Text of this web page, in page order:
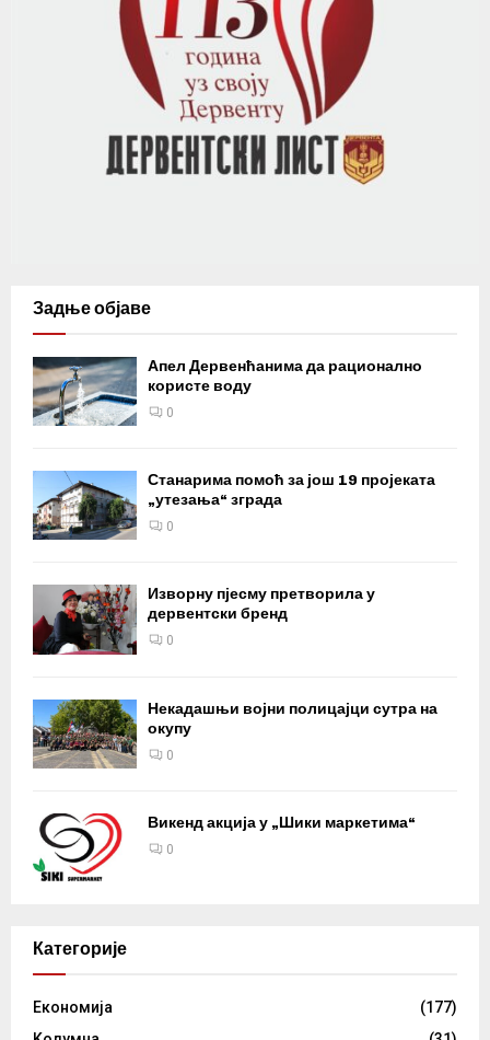
Задње објаве
Апел Дервенћанима да рационално
користе воду
0
Станарима помоћ за још 19 пројеката
„утезања“ зграда
0
Изворну пјесму претворила у
дервентски бренд
0
Некадашњи војни полицајци сутра на
окупу
0
Викенд акција у „Шики маркетима“
0
Категорије
Eкономија
(177)